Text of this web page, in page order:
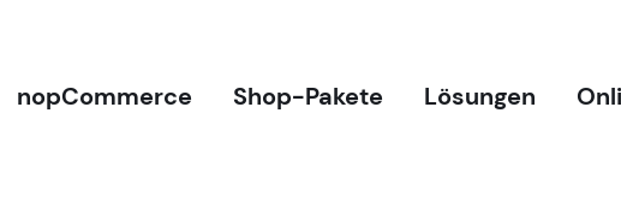
nopCommerce Shop-Pakete Lösungen